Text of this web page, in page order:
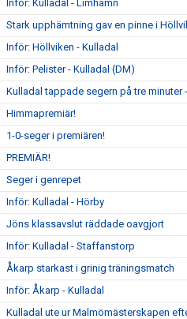
Inför: Kulladal - Limhamn
Stark upphämtning gav en pinne i
Inför: Höllviken - Kulladal
Inför: Pelister - Kulladal (DM)
Kulladal tappade segern på tre minuter
Himmapremiär!
1-0-seger i premiären!
PREMIÄR!
Seger i genrepet
Inför: Kulladal - Hörby
Jöns klassavslut räddade oavgjort
Inför: Kulladal - Staffanstorp
Åkarp starkast i grinig träningsmatch
Inför: Åkarp - Kulladal
Kulladal ute ur Malmömästerskapen